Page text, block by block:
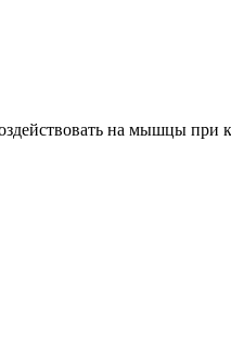
на мышцы при